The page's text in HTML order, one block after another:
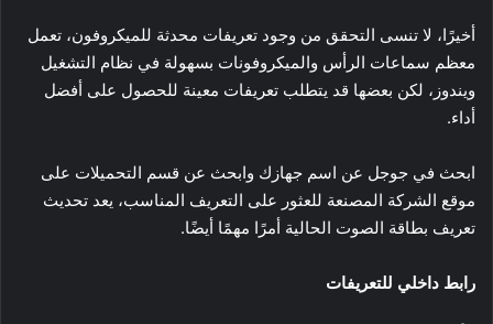
أخيرًا، لا تنسى التحقق من وجود تعريفات محدثة للميكروفون، تعمل
معظم سماعات الرأس والميكروفونات بسهولة في نظام التشغيل
ويندوز، لكن بعضها قد يتطلب تعريفات معينة للحصول على أفضل
أداء.
ابحث في جوجل عن اسم جهازك وابحث عن قسم التحميلات على
موقع الشركة المصنعة للعثور على التعريف المناسب، يعد تحديث
تعريف بطاقة الصوت الحالية أمرًا مهمًا أيضًا.
رابط داخلي للتعريفات